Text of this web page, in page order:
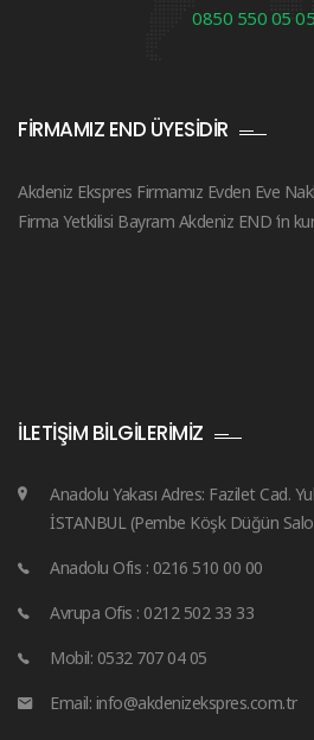
0850 550 05 05
FIRMAMIZ END ÜYESIDIR
Akdeniz Ekspres Firmamız Evden Eve
Firma Yetkilisi Bayram Akdeniz END ‘in
İLETIŞIM BILGILERIMIZ
Anadolu Yakası Adres: Fazilet Cad.
İSTANBUL (Pembe Köşk Düğün
Anadolu Ofis : 0216 510 00 00
Avrupa Ofis : 0212 502 33 33
Mobil: 0532 707 04 05
Email: info@akdenizekspres.com.tr